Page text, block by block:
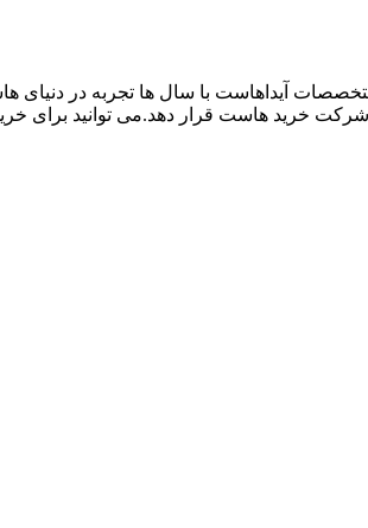
آیداهاست با سال ها تجربه در دنیای
خرید هاست قرار دهد.می توانید برای